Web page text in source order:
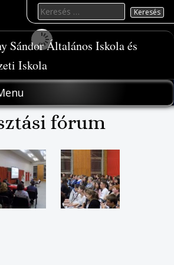
Sándor Általános Iskola és
Iskola
Keresés
for:
fórum